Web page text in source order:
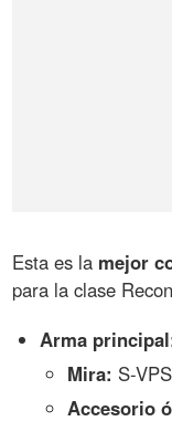
Esta es la mejor
para la clase
Arma
Mira: S-
Accesorio